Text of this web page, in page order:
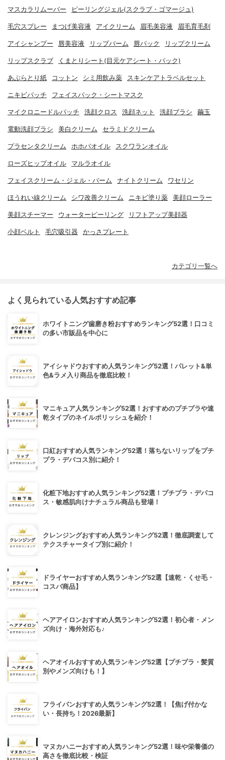
マスカラリムーバー ピーリングジェル(スクラブ・ゴマージュ)
毛穴スプレー まつげ美容液 アイクリーム 眉毛美容液 眉毛育毛剤
アイシャンプー 唇美容液 リップバーム 唇パック リップクリーム
リップスクラブ くまとりシート(目元ケアシート・パック)
あぶらとり紙 コットン シミ用飲み薬 スキンケアトラベルセット
ニキビパッチ フェイスパック・シートマスク
マイクロニードルパッチ 洗顔クロス 洗顔ネット 洗顔ブラシ 繭玉
電動洗顔ブラシ 美白クリーム セラミドクリーム
プラセンタクリーム ホホバオイル スクワランオイル
ローズヒップオイル マルラオイル
フェイスクリーム・ジェル・バーム ナイトクリーム ワセリン
ほうれい線クリーム シワ改善クリーム ニキビ塗り薬 美顔ローラー
美顔スチーマー ウォーターピーリング リフトアップ美顔器
小顔ベルト 毛穴吸引器 かっさプレート
カテゴリ一覧へ
よく見られている人気おすすめ記事
ホワイトニング歯磨き粉おすすめランキング52選！口コミ
の多い市販品を中心に
アイシャドウおすすめ人気ランキング52選！パレット&単
色&ラメ入り商品を徹底比較！
マニキュア人気ランキング52選！おすすめのプチプラや速
乾タイプのネイルポリッシュを紹介！
口紅おすすめ人気ランキング52選！落ちないリップをプチ
プラ・デパコス別に紹介！
化粧下地おすすめ人気ランキング52選！プチプラ・デパコ
ス・敏感肌向けナチュラル商品も登場！
クレンジングおすすめ人気ランキング52選！徹底調査して
テクスチャータイプ別に紹介！
ドライヤーおすすめ人気ランキング52選【速乾・くせ毛・
コスパ商品】
ヘアアイロンおすすめ人気ランキング52選！初心者・メン
ズ向け・海外対応も♪
ヘアオイルおすすめ人気ランキング52選【プチプラ・髪質
別やメンズ向けも！】
フライパンおすすめ人気ランキング52選！【焦げ付かな
い・長持ち！2026最新】
マヌカハニーおすすめ人気ランキング52選！味や栄養価の
高さを徹底比較・検証